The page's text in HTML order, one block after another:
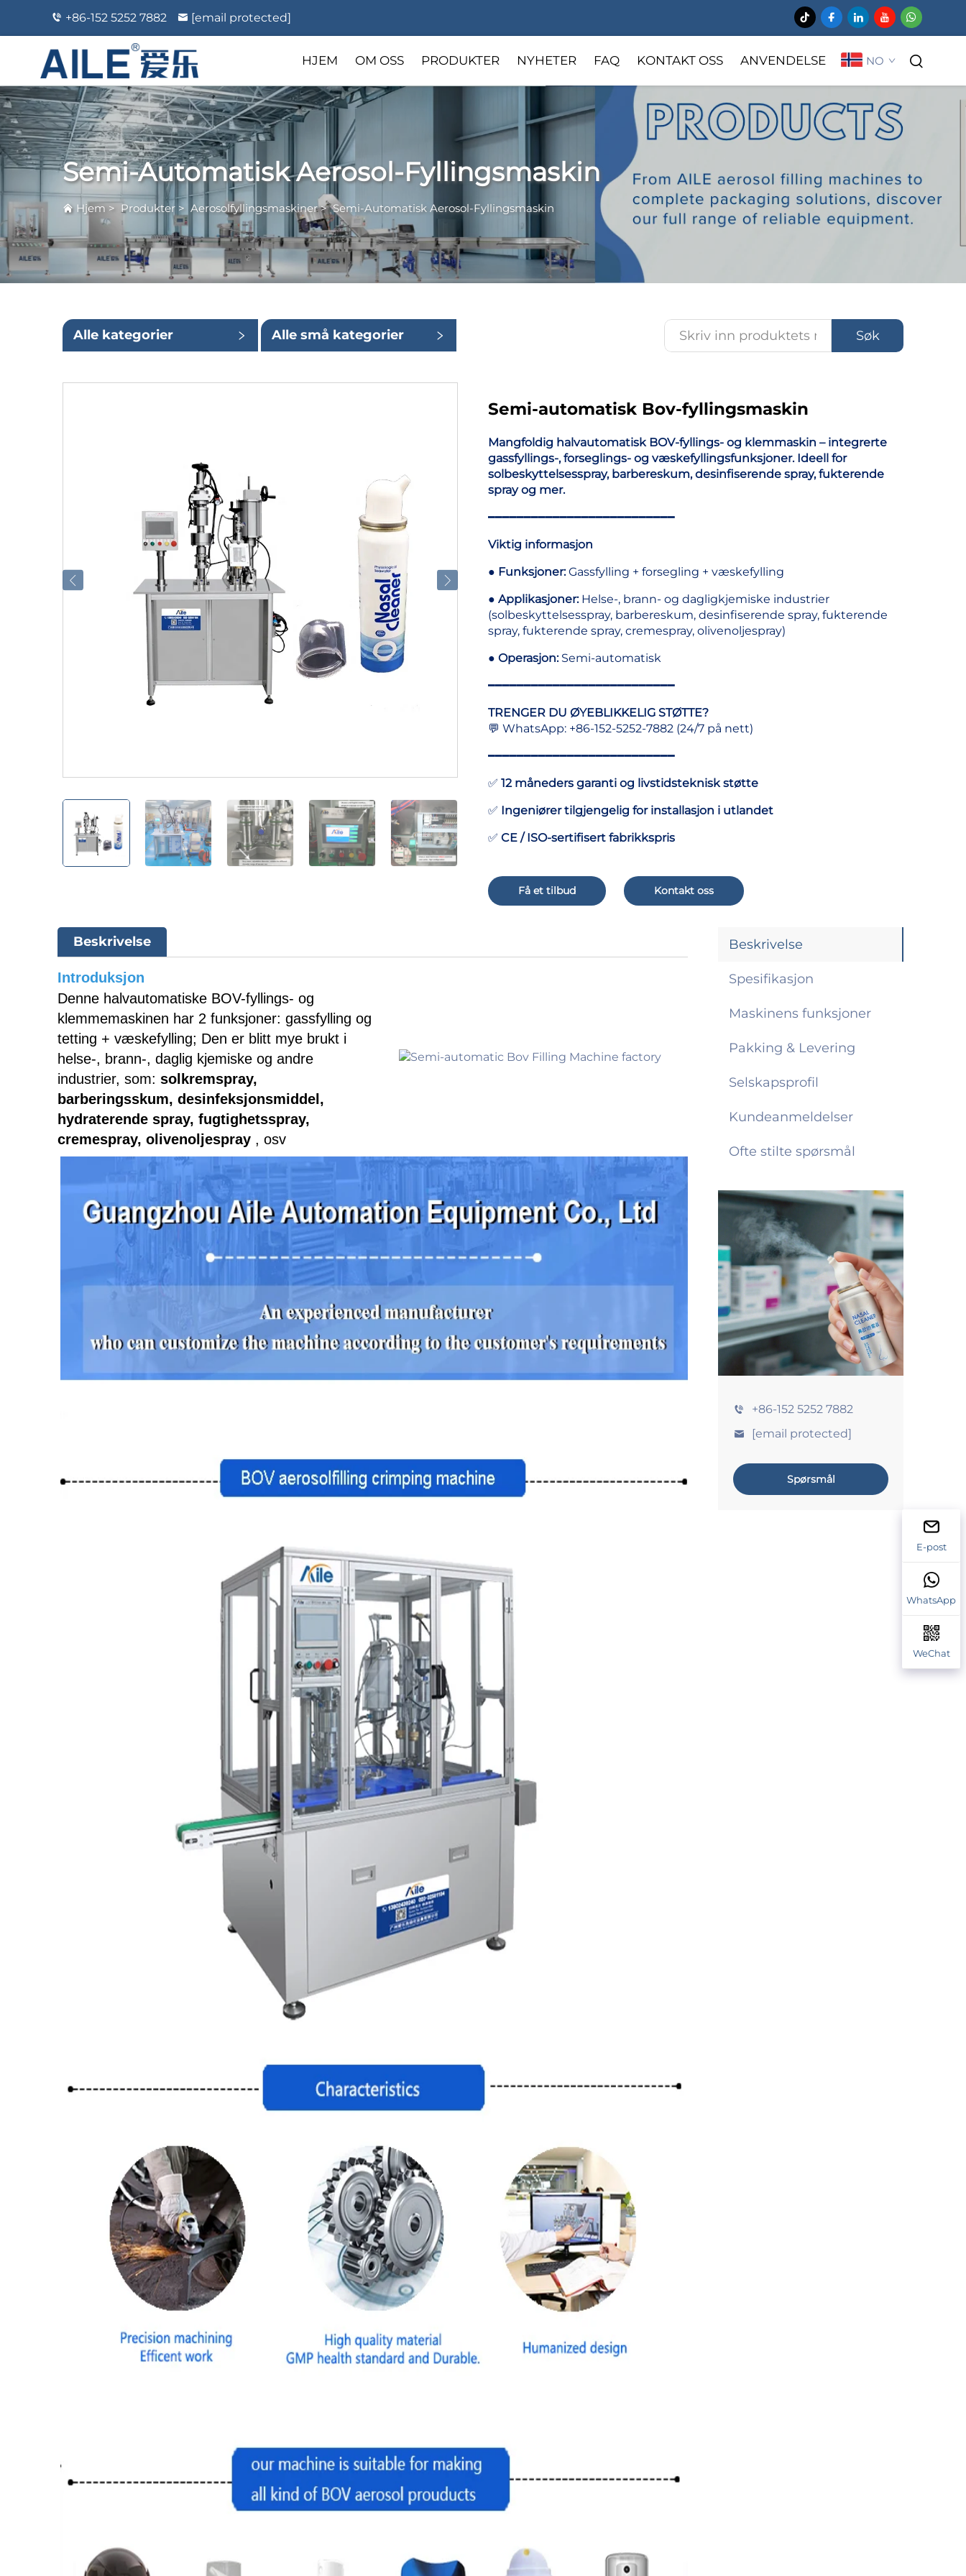
+86-152 5252 7882 [email protected]
HJEM OM OSS PRODUKTER NYHETER FAQ KONTAKT OSS ANVENDELSE NO
Semi-Automatisk Aerosol-Fyllingsmaskin
Hjem > Produkter > Aerosolfyllingsmaskiner>Semi-Automatisk Aerosol-Fyllingsmaskin
Alle kategorier Alle små kategorier Søk
Semi-automatisk Bov-fyllingsmaskin
Mangfoldig halvautomatisk BOV-fyllings- og klemmaskin – integrerte
gassfyllings-, forseglings- og væskefyllingsfunksjoner. Ideell for
solbeskyttelsesspray, barbereskum, desinfiserende spray, fukterende
spray og mer.
━━━━━━━━━━━━━━━━━━━━━━━━━━
Viktig informasjon
● Funksjoner:Gassfylling + forsegling + væskefylling
● Applikasjoner: Helse-, brann- og dagligkjemiske industrier
(solbeskyttelsesspray, barbereskum, desinfiserende spray, fukterende
spray, fukterende spray, cremespray, olivenoljespray)
● Operasjon: Semi-automatisk
━━━━━━━━━━━━━━━━━━━━━━━━━━
TRENGER DU ØYEBLIKKELIG STØTTE?
💬 WhatsApp: +86-152-5252-7882 (24/7 på nett)
━━━━━━━━━━━━━━━━━━━━━━━━━━
✅ 12 måneders garanti og livstidsteknisk støtte
✅ Ingeniører tilgjengelig for installasjon i utlandet
✅ CE / ISO-sertifisert fabrikkspris
Få et tilbud Kontakt oss
Beskrivelse
Spesifikasjon
Maskinens funksjoner
Pakking & Levering
Selskapsprofil
Kundeanmeldelser
Ofte stilte spørsmål
+86-152 5252 7882
[email protected]
Spørsmål
Beskrivelse
Introduksjon
Denne halvautomatiske BOV-fyllings- og
klemmemaskinen har 2 funksjoner: gassfylling og
tetting + væskefylling; Den er blitt mye brukt i
helse-, brann-, daglig kjemiske og andre
industrier, som: solkremspray,
barberingsskum, desinfeksjonsmiddel,
hydraterende spray, fugtighetsspray,
cremespray, olivenoljespray , osv
E-post
WhatsApp
WeChat